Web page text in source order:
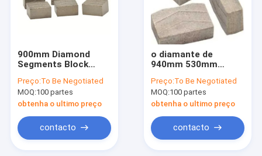
900mm Diamond
Segments Block
1000mm de mármore
Preço:To Be Negotiated
MOQ:100 partes
obtenha o ultimo preço
contacto
o diamante de
940mm 530mm
segmento para
ferramentas de
corte da pedra do
granito
Preço:To Be Negotiated
MOQ:100 partes
obtenha o ultimo preço
contacto